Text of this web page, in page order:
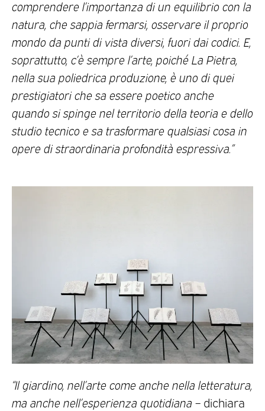
comprendere l’importanza di un equilibrio con la
natura, che sappia fermarsi, osservare il proprio
mondo da punti di vista diversi, fuori dai codici. E,
soprattutto, c’è sempre l’arte, poiché La Pietra,
nella sua poliedrica produzione, è uno di quei
prestigiatori che sa essere poetico anche
quando si spinge nel territorio della teoria e dello
studio tecnico e sa trasformare qualsiasi cosa in
opere di straordinaria profondità espressiva.”
“Il giardino, nell’arte come anche nella letteratura,
ma anche nell’esperienza quotidiana – dichiara